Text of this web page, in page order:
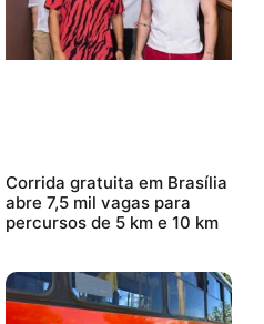
Corrida gratuita em Brasília
abre 7,5 mil vagas para
percursos de 5 km e 10 km